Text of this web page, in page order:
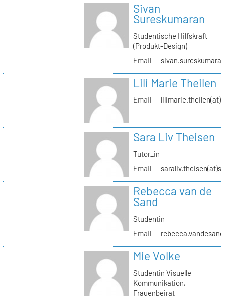
Sivan
Sureskumaran
Studentische Hilfskraft
(Produkt-Design)
Email
Lili Marie Theilen
Email
Sara Liv Theisen
Tutor_in
Email
Rebecca van de
Sand
Studentin
Email
Mie Volke
Studentin Visuelle
Kommunikation,
Frauenbeirat